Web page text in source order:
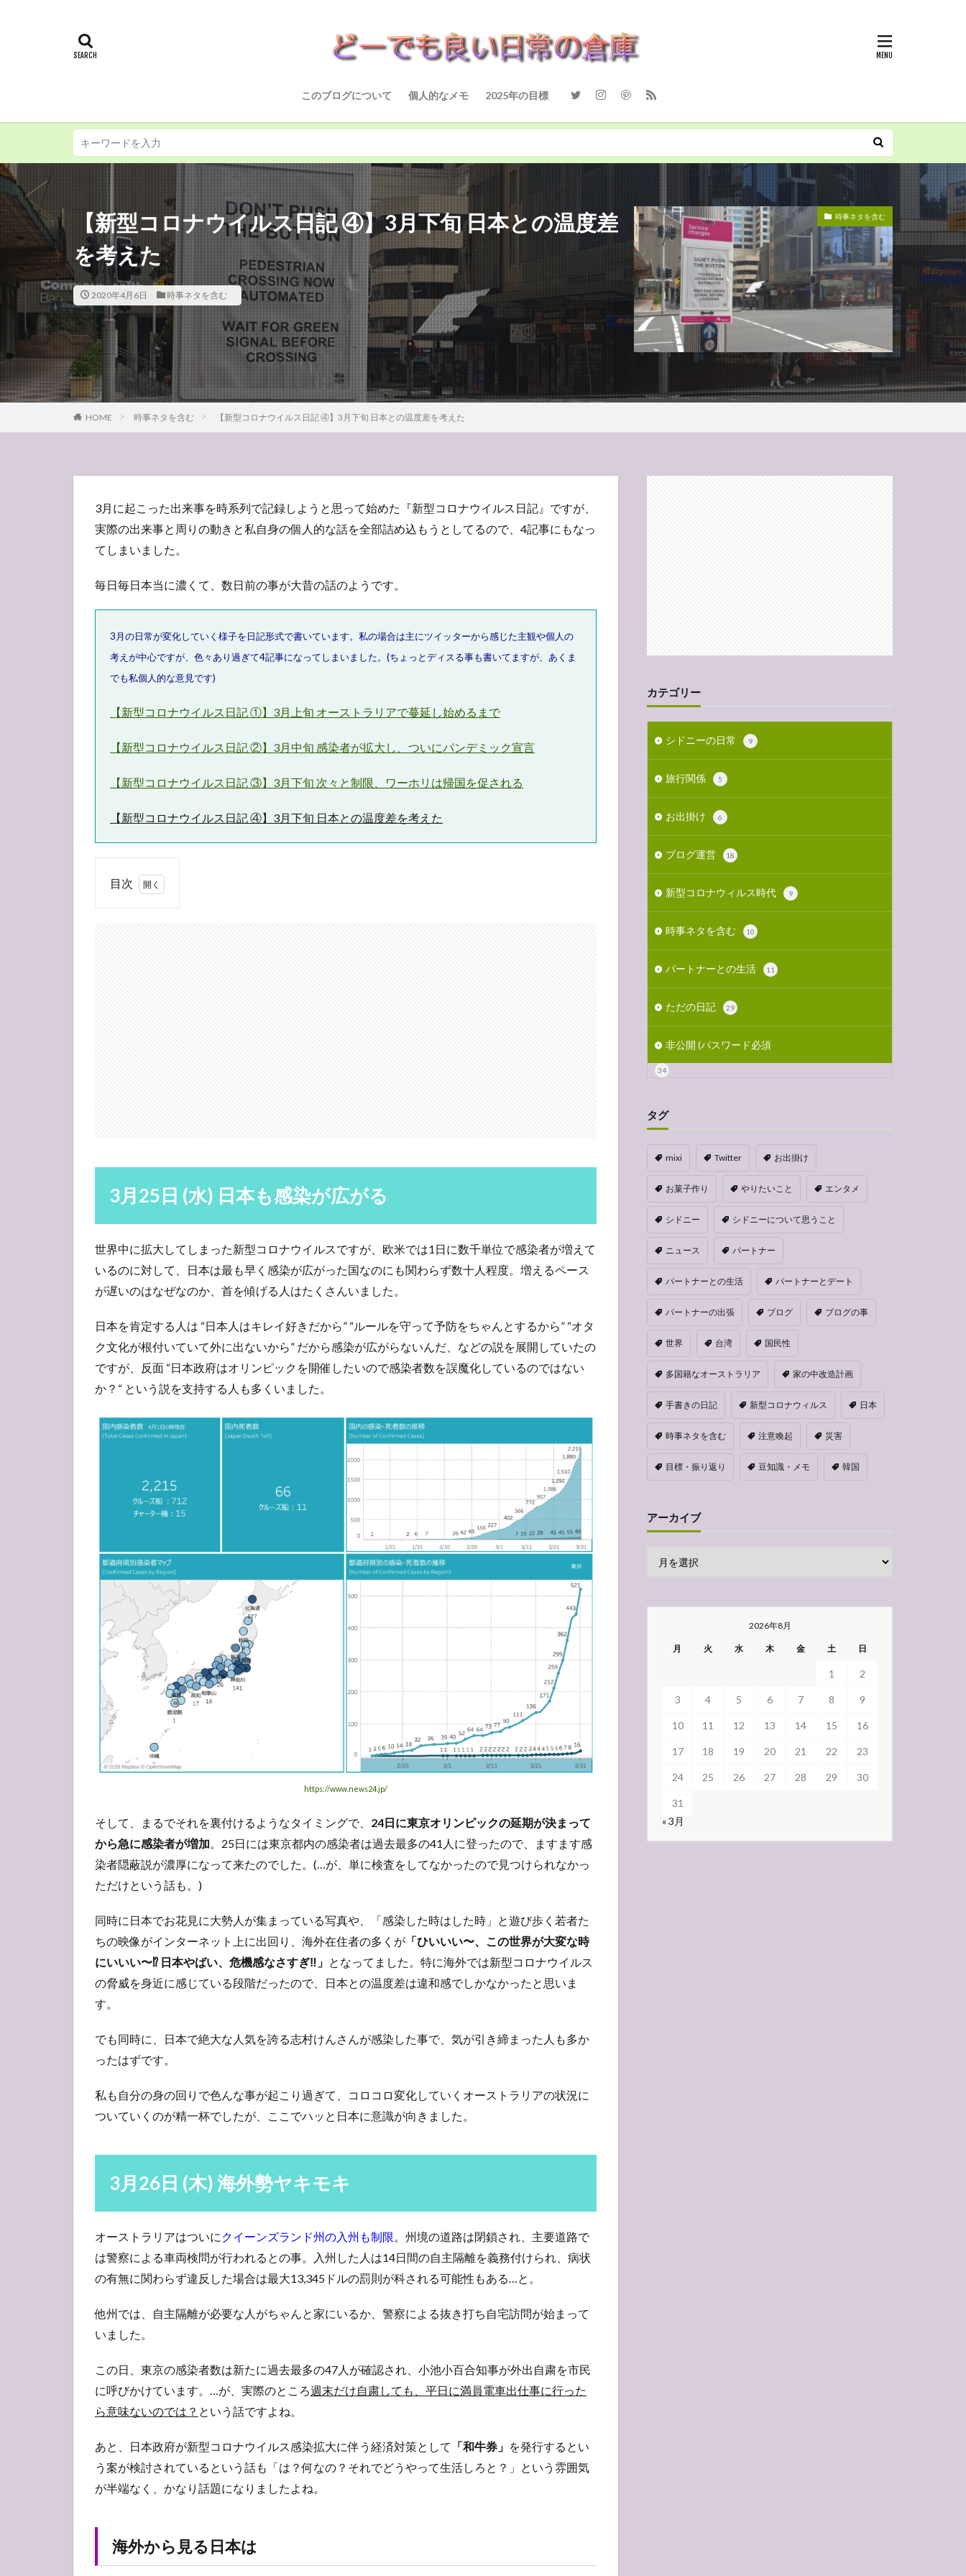
このブログについて 個人的なメモ 2025年の目標
【新型コロナウイルス日記 ④】3月下旬 日本との温度差
を考えた
2020年4月6日 時事ネタを含む
時事ネタを含む
HOME 時事ネタを含む 【新型コロナウイルス日記 ④】3月下旬 日本との温度差を考えた
3月に起こった出来事を時系列で記録しようと思って始めた『新型コロナウイルス日記』ですが、
実際の出来事と周りの動きと私自身の個人的な話を全部詰め込もうとしてるので、4記事にもなっ
てしまいました。
毎日毎日本当に濃くて、数日前の事が大昔の話のようです。
3月の日常が変化していく様子を日記形式で書いています。私の場合は主にツイッターから感じた主観や個人の
考えが中心ですが、色々あり過ぎて4記事になってしまいました。(ちょっとディスる事も書いてますが、あくま
でも私個人的な意見です)
【新型コロナウイルス日記 ①】3月上旬 オーストラリアで蔓延し始めるまで
【新型コロナウイルス日記 ②】3月中旬 感染者が拡大し、ついにパンデミック宣言
【新型コロナウイルス日記 ③】3月下旬 次々と制限、ワーホリは帰国を促される
【新型コロナウイルス日記 ④】3月下旬 日本との温度差を考えた
目次
(木)
海
ヤ
キ
モ
キ
2.1
海外
から
見る
は
2.2
当事
と分
から
2.3
平和
な部
屋か
ら覗
く世
3月
27
日
日
ン
タ
ク
ト
3.1
たち
の反
3.2
3月
日
(土)
事
に
4.1
何を
信じ
4.2
外に
のが
怖く
なっ
た
3月
29
日
(日)
は
ど
3月25日 (水) 日本も感染が広がる
世界中に拡大してしまった新型コロナウイルスですが、欧米では1日に数千単位で感染者が増えて
いるのに対して、日本は最も早く感染が広がった国なのにも関わらず数十人程度。増えるペース
が遅いのはなぜなのか、首を傾げる人はたくさんいました。
日本を肯定する人は “日本人はキレイ好きだから” “ルールを守って予防をちゃんとするから” “オタ
ク文化が根付いていて外に出ないから” だから感染が広がらないんだ、などの説を展開していたの
ですが、反面 “日本政府はオリンピックを開催したいので感染者数を誤魔化しているのではない
か？“ という説を支持する人も多くいました。
https://www.news24.jp/
そして、まるでそれを裏付けるようなタイミングで、 24日に東京オリンピックの延期が決まって
から急に感染者が増加。25日には東京都内の感染者は過去最多の41人に登ったので、ますます感
染者隠蔽説が濃厚になって来たのでした。(…が、単に検査をしてなかったので見つけられなかっ
ただけという話も。)
同時に日本でお花見に大勢人が集まっている写真や、「感染した時はした時」と遊び歩く若者た
ちの映像がインターネット上に出回り、海外在住者の多くが 「ひいいい〜、この世界が大変な時
にいいい〜⁉︎ 日本やばい、危機感なさすぎ‼︎」 となってました。特に海外では新型コロナウイルス
の脅威を身近に感じている段階だったので、日本との温度差は違和感でしかなかったと思いま
す。
でも同時に、日本で絶大な人気を誇る志村けんさんが感染した事で、気が引き締まった人も多か
ったはずです。
私も自分の身の回りで色んな事が起こり過ぎて、コロコロ変化していくオーストラリアの状況に
ついていくのが精一杯でしたが、ここでハッと日本に意識が向きました。
3月26日 (木) 海外勢ヤキモキ
オーストラリアはついに クイーンズランド州の入州も制限。州境の道路は閉鎖され、主要道路で
は警察による車両検問が行われるとの事。入州した人は14日間の自主隔離を義務付けられ、病状
の有無に関わらず違反した場合は最大13,345ドルの罰則が科される可能性もある…と。
他州では、自主隔離が必要な人がちゃんと家にいるか、警察による抜き打ち自宅訪問が始まって
いました。
この日、東京の感染者数は新たに過去最多の47人が確認され、小池小百合知事が外出自粛を市民
に呼びかけています。…が、実際のところ週末だけ自粛しても、平日に満員電車出仕事に行った
ら意味ないのでは？ という話ですよね。
あと、日本政府が新型コロナウイルス感染拡大に伴う経済対策として 「和牛券」 を発行するとい
う案が検討されているという話も「は？何なの？それでどうやって生活しろと？」という雰囲気
が半端なく、かなり話題になりましたよね。
海外から見る日本は
カテゴリー
シドニーの日常 9
旅行関係 5
お出掛け 6
ブログ運営 18
新型コロナウィルス時代 9
時事ネタを含む 10
パートナーとの生活 11
ただの日記 29
非公開 (パスワード必須
34
タグ
mixi Twitter お出掛け
お菓子作り やりたいこと エンタメ
シドニー シドニーについて思うこと
ニュース パートナー
パートナーとの生活 パートナーとデート
パートナーの出張 ブログ ブログの事
世界 台湾 国民性
多国籍なオーストラリア 家の中改造計画
手書きの日記 新型コロナウィルス 日本
時事ネタを含む 注意喚起 災害
目標・振り返り 豆知識・メモ 韓国
アーカイブ
2026年8月
月 火 水 木 金 土 日
1 2
3 4 5 6 7 8 9
10 11 12 13 14 15 16
17 18 19 20 21 22 23
24 25 26 27 28 29 30
31
« 3月